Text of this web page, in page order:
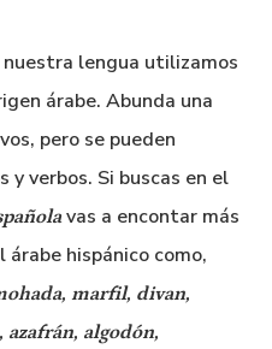
nuestra lengua utilizamos
árabe. Abunda una
pero se pueden
verbos. Si buscas en el
vas a encontar más
hispánico como,
marfil, divan,
azafrán, algodón,